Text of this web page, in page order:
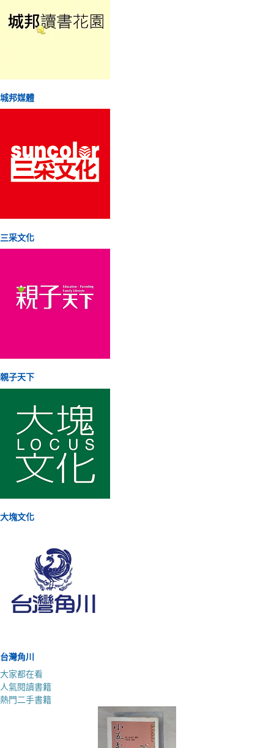
城邦媒體
三采文化
親子天下
大塊文化
台灣角川
大家都在看
人氣閱讀書籍
熱門二手書籍